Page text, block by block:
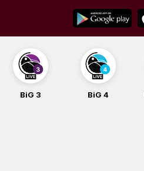
content
BiG 3 BiG 4